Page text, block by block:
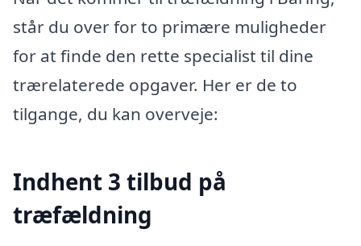
står du over for to primære muligheder
for at finde den rette specialist til dine
trærelaterede opgaver. Her er de to
tilgange, du kan overveje:
Indhent 3 tilbud på
træfældning